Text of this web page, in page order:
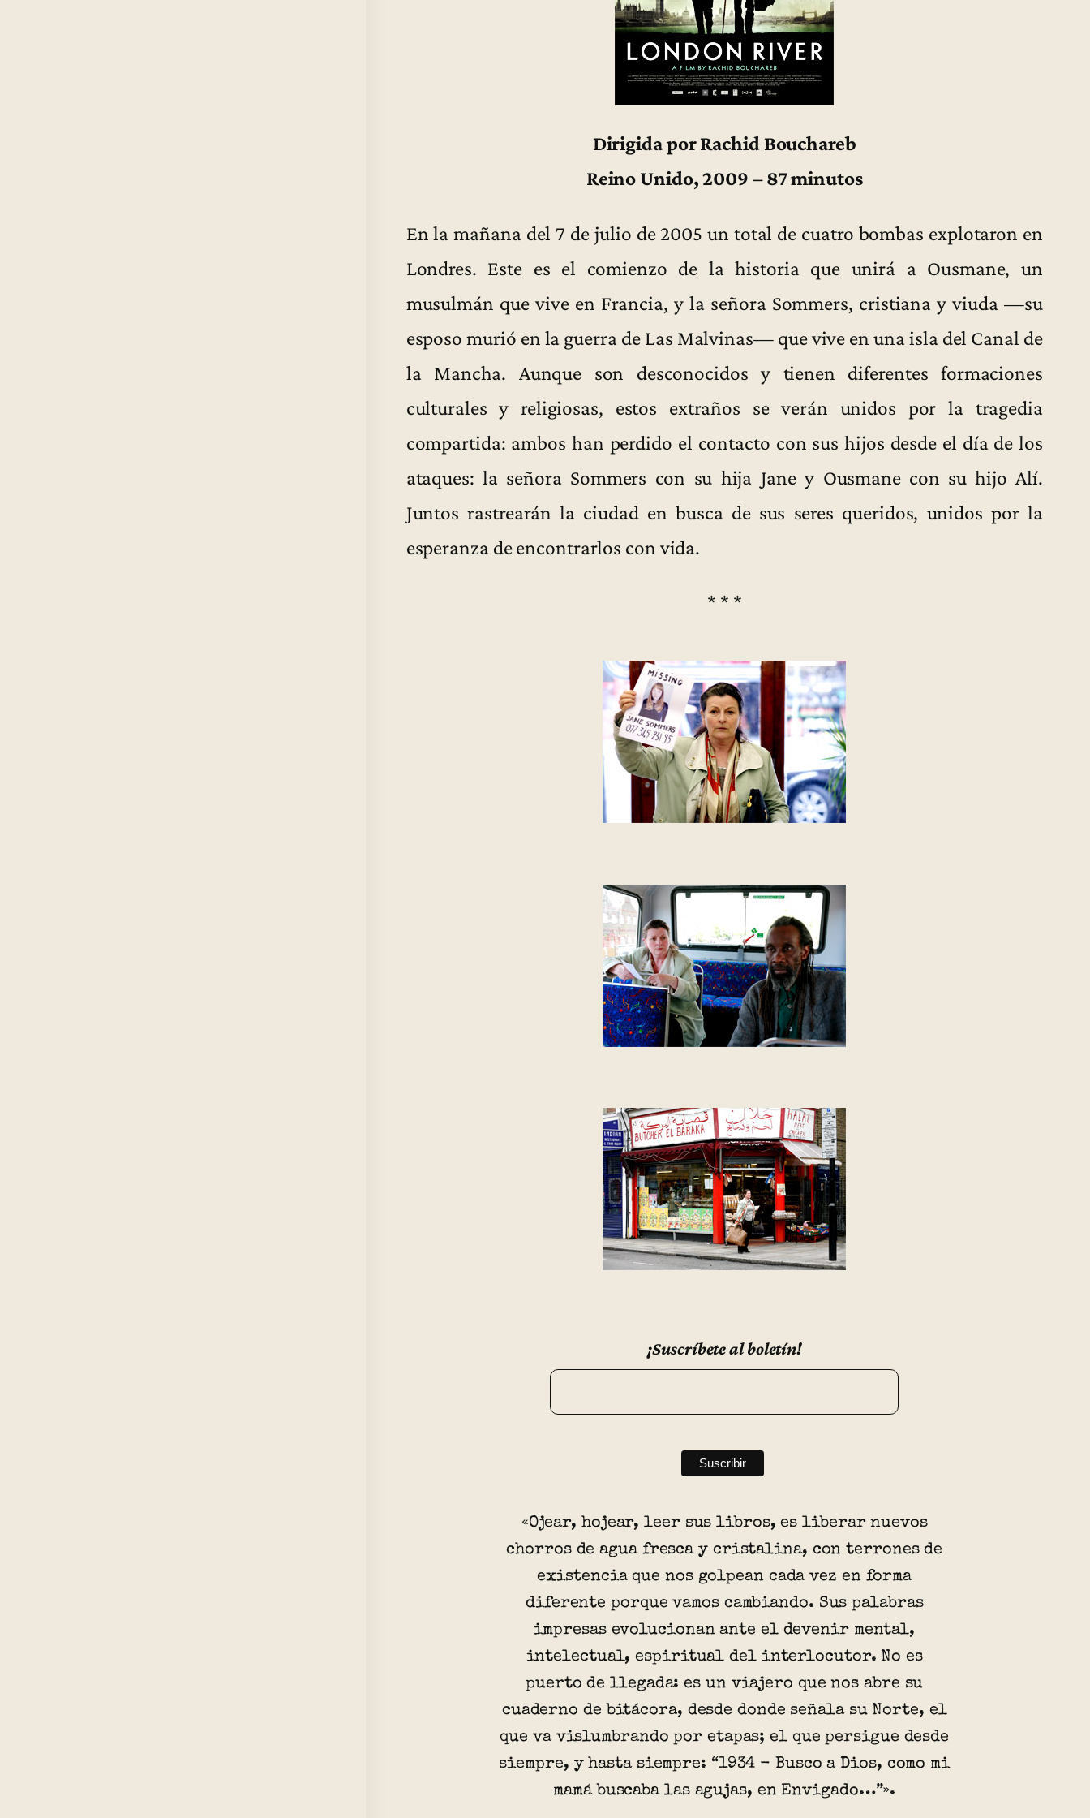
Dirigida por Rachid Bouchareb
Reino Unido, 2009 – 87 minutos
En la mañana del 7 de julio de 2005 un total de cuatro bombas explotaron en
Londres. Este es el comienzo de la historia que unirá a Ousmane, un
musulmán que vive en Francia, y la señora Sommers, cristiana y viuda —su
esposo murió en la guerra de Las Malvinas— que vive en una isla del Canal de
la Mancha. Aunque son desconocidos y tienen diferentes formaciones
culturales y religiosas, estos extraños se verán unidos por la tragedia
compartida: ambos han perdido el contacto con sus hijos desde el día de los
ataques: la señora Sommers con su hija Jane y Ousmane con su hijo Alí.
Juntos rastrearán la ciudad en busca de sus seres queridos, unidos por la
esperanza de encontrarlos con vida.
* * *
¡Suscríbete al boletín!
«Ojear, hojear, leer sus libros, es liberar nuevos
chorros de agua fresca y cristalina, con terrones de
existencia que nos golpean cada vez en forma
diferente porque vamos cambiando. Sus palabras
impresas evolucionan ante el devenir mental,
intelectual, espiritual del interlocutor. No es
puerto de llegada: es un viajero que nos abre su
cuaderno de bitácora, desde donde señala su Norte, el
que va vislumbrando por etapas; el que persigue desde
siempre, y hasta siempre: “1934 - Busco a Dios, como mi
mamá buscaba las agujas, en Envigado…”».